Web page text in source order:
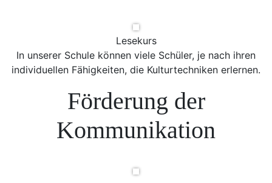
Lesekurs
In unserer Schule können viele Schüler, je nach ihren
individuellen Fähigkeiten, die Kulturtechniken erlernen.
Förderung der
Kommunikation